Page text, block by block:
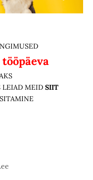
tööpäeva
LEIAD MEID SIIT